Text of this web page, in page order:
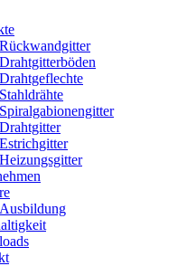
Rückwandgitter
Drahtgitterböden
Drahtgeflechte
Stahldrähte
Spiralgabionengitter
Drahtgitter
Estrichgitter
Heizungsgitter
Ausbildung